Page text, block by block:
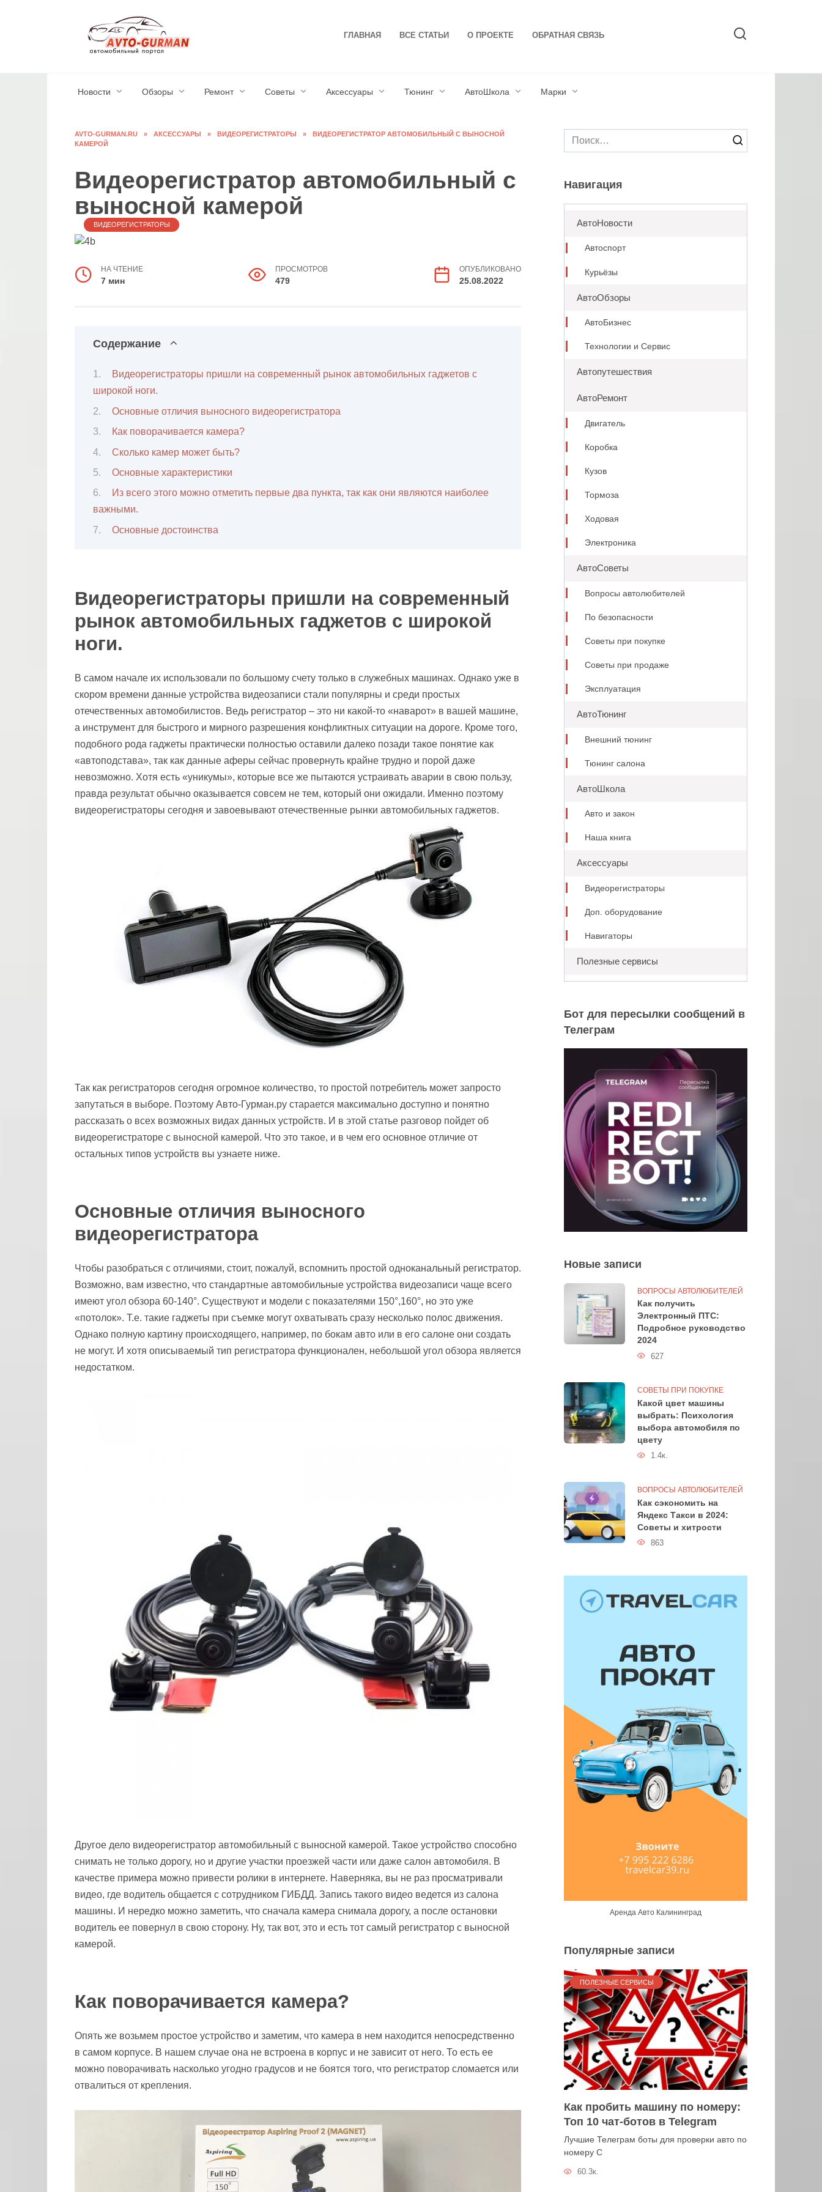
ГЛАВНАЯ ВСЕ СТАТЬИ О ПРОЕКТЕ ОБРАТНАЯ СВЯЗЬ
Новости Обзоры Ремонт Советы Аксессуары Тюнинг АвтоШкола Марки
AVTO-GURMAN.RU » АКСЕССУАРЫ » ВИДЕОРЕГИСТРАТОРЫ »
ВИДЕОРЕГИСТРАТОР АВТОМОБИЛЬНЫЙ С ВЫНОСНОЙ
КАМЕРОЙ
Видеорегистратор автомобильный с
выносной камерой
ВИДЕОРЕГИСТРАТОРЫ
НА ЧТЕНИЕ
7 мин
ПРОСМОТРОВ
479
ОПУБЛИКОВАНО
25.08.2022
Содержание
Видеорегистраторы пришли на современный рынок автомобильных гаджетов с
широкой ноги.
Основные отличия выносного видеорегистратора
Как поворачивается камера?
Сколько камер может быть?
Основные характеристики
Из всего этого можно отметить первые два пункта, так как они являются наиболее
важными.
Основные достоинства
Видеорегистраторы пришли на современный
рынок автомобильных гаджетов с широкой
ноги.
В самом начале их использовали по большому счету только в служебных машинах. Однако уже в
скором времени данные устройства видеозаписи стали популярны и среди простых
отечественных автомобилистов. Ведь регистратор – это ни какой-то «наварот» в вашей машине,
а инструмент для быстрого и мирного разрешения конфликтных ситуации на дороге. Кроме того,
подобного рода гаджеты практически полностью оставили далеко позади такое понятие как
«автоподстава», так как данные аферы сейчас провернуть крайне трудно и порой даже
невозможно. Хотя есть «уникумы», которые все же пытаются устраивать аварии в свою пользу,
правда результат обычно оказывается совсем не тем, который они ожидали. Именно поэтому
видеорегистраторы сегодня и завоевывают отечественные рынки автомобильных гаджетов.
Так как регистраторов сегодня огромное количество, то простой потребитель может запросто
запутаться в выборе. Поэтому Авто-Гурман.ру старается максимально доступно и понятно
рассказать о всех возможных видах данных устройств. И в этой статье разговор пойдет об
видеорегистраторе с выносной камерой. Что это такое, и в чем его основное отличие от
остальных типов устройств вы узнаете ниже.
Основные отличия выносного
видеорегистратора
Чтобы разобраться с отличиями, стоит, пожалуй, вспомнить простой одноканальный регистратор.
Возможно, вам известно, что стандартные автомобильные устройства видеозаписи чаще всего
имеют угол обзора 60-140°. Существуют и модели с показателями 150°,160°, но это уже
«потолок». Т.е. такие гаджеты при съемке могут охватывать сразу несколько полос движения.
Однако полную картину происходящего, например, по бокам авто или в его салоне они создать
не могут. И хотя описываемый тип регистратора функционален, небольшой угол обзора является
недостатком.
Другое дело видеорегистратор автомобильный с выносной камерой. Такое устройство способно
снимать не только дорогу, но и другие участки проезжей части или даже салон автомобиля. В
качестве примера можно привести ролики в интернете. Наверняка, вы не раз просматривали
видео, где водитель общается с сотрудником ГИБДД. Запись такого видео ведется из салона
машины. И нередко можно заметить, что сначала камера снимала дорогу, а после остановки
водитель ее повернул в свою сторону. Ну, так вот, это и есть тот самый регистратор с выносной
камерой.
Как поворачивается камера?
Опять же возьмем простое устройство и заметим, что камера в нем находится непосредственно
в самом корпусе. В нашем случае она не встроена в корпус и не зависит от него. То есть ее
можно поворачивать насколько угодно градусов и не боятся того, что регистратор сломается или
отвалиться от крепления.
Search
for:
Навигация
АвтоНовости
Автоспорт
Курьёзы
АвтоОбзоры
АвтоБизнес
Технологии и Сервис
Автопутешествия
АвтоРемонт
Двигатель
Коробка
Кузов
Тормоза
Ходовая
Электроника
АвтоСоветы
Вопросы автолюбителей
По безопасности
Советы при покупке
Советы при продаже
Эксплуатация
АвтоТюнинг
Внешний тюнинг
Тюнинг салона
АвтоШкола
Авто и закон
Наша книга
Аксессуары
Видеорегистраторы
Доп. оборудование
Навигаторы
Полезные сервисы
Бот для пересылки сообщений в
Телеграм
Новые записи
ВОПРОСЫ АВТОЛЮБИТЕЛЕЙ
Как получить
Электронный ПТС:
Подробное руководство
2024
627
СОВЕТЫ ПРИ ПОКУПКЕ
Какой цвет машины
выбрать: Психология
выбора автомобиля по
цвету
1.4к.
ВОПРОСЫ АВТОЛЮБИТЕЛЕЙ
Как сэкономить на
Яндекс Такси в 2024:
Советы и хитрости
863
Аренда Авто Калининград
Популярные записи
ПОЛЕЗНЫЕ СЕРВИСЫ
Как пробить машину по номеру:
Топ 10 чат-ботов в Telegram
Лучшие Телеграм боты для проверки авто по
номеру С
60.3к.